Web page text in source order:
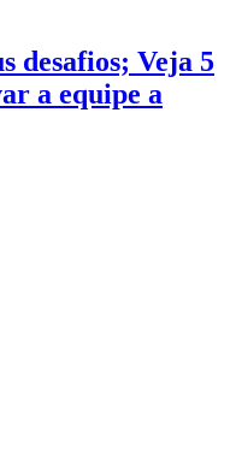
desafios; Veja 5
a equipe a